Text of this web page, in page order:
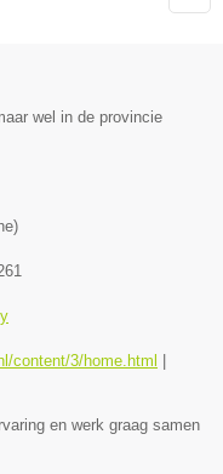
wel in de provincie
)
content/3/home.html
en werk graag samen